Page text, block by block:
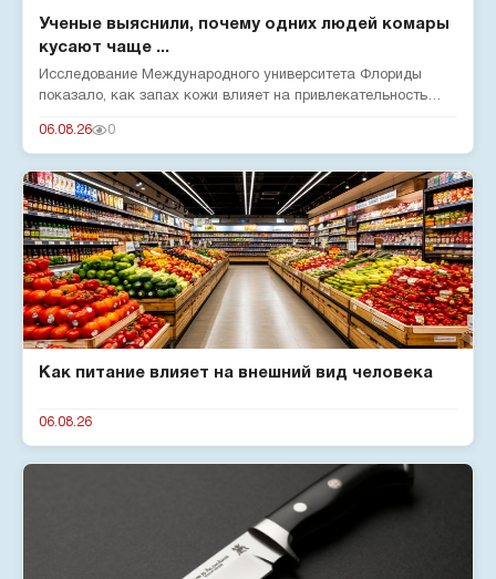
Ученые выяснили, почему одних людей комары
кусают чаще ...
Исследование Международного университета Флориды
показало, как запах кожи влияет на привлекательность
06.08.26 0
Как питание влияет на внешний вид человека
06.08.26